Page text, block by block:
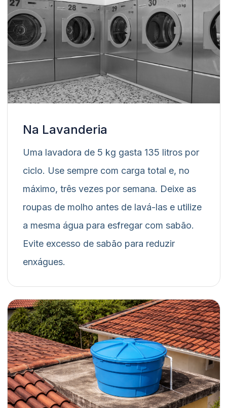
Na Lavanderia
Uma lavadora de 5 kg gasta 135 litros por
ciclo. Use sempre com carga total e, no
máximo, três vezes por semana. Deixe as
roupas de molho antes de lavá-las e utilize
a mesma água para esfregar com sabão.
Evite excesso de sabão para reduzir
enxágues.